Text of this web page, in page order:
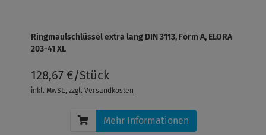
Ringmaulschlüssel extra lang DIN 3113, Form A, ELORA
203-41 XL
128,67 €/Stück
inkl. MwSt., zzgl.Versandkosten
Mehr Informationen